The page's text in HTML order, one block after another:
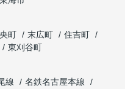
町 末広町
住吉町
東刈谷町
線
名鉄名古屋本線